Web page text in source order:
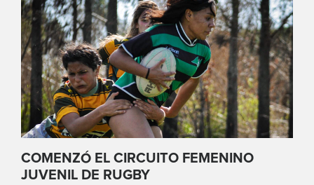
COMENZÓ EL CIRCUITO FEMENINO
JUVENIL DE RUGBY